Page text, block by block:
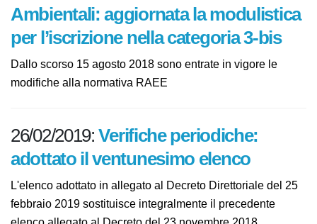
27/02/2019:Albo Nazionale Gestori
Ambientali: aggiornata la
modulistica per l’iscrizione nella
categoria 3-bis
modifiche alla normativa RAEE
26/02/2019:Verifiche periodiche:
adottato il ventunesimo elenco